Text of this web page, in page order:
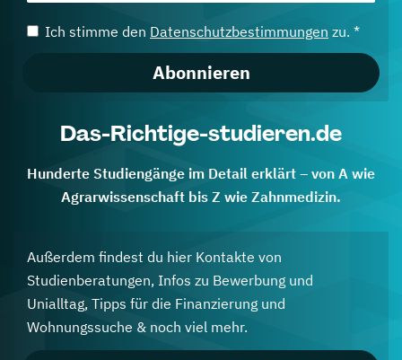
Ich stimme den Datenschutzbestimmungen zu. *
Abonnieren
Das-Richtige-studieren.de
Hunderte Studiengänge im Detail erklärt – von A wie
Agrarwissenschaft bis Z wie Zahnmedizin.
Außerdem findest du hier Kontakte von
Studienberatungen, Infos zu Bewerbung und
Unialltag, Tipps für die Finanzierung und
Wohnungssuche & noch viel mehr.